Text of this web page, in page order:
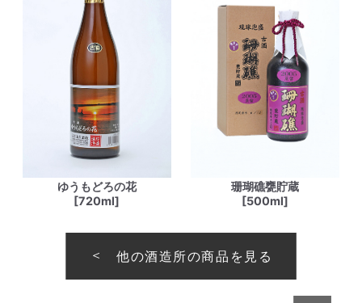
ゆうもどろの花
[720ml]
珊瑚礁甕貯蔵
[500ml]
他の酒造所の商品を見る